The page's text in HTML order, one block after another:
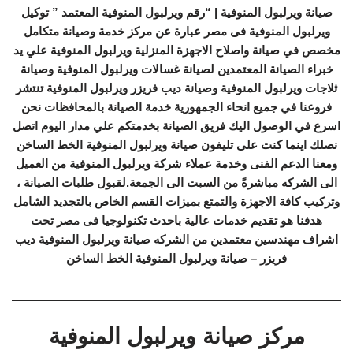
صيانة ويرلبول المنوفية | “رقم ويرلبول المنوفية المعتمد ” توكيل
ويرلبول المنوفية فى مصر عبارة عن مركز خدمة وصيانة متكامل
مخصص في صيانة واصلاح الاجهزة المنزلية ويرلبول المنوفية علي يد
خبراء الصيانة المعتمدين لصيانة غسالات ويرلبول المنوفية وصيانة
ثلاجات ويرلبول المنوفية وصيانة ديب فريزر ويرلبول المنوفية تنتشر
فروعنا في جميع انحاء الجمهورية خدمة الصيانة بالمحافظات نحن
اسرع في الوصول اليك فريق الصيانة بخدمتكم علي مدار اليوم اتصل
نصلك اينما كنت على تليفون صيانة ويرلبول المنوفية الخط الساخن
ومعنا الدعم الفنى وخدمة عملاء شركة ويرلبول المنوفية من العميل
الى الشركه مباشرةً من السبت الى الجمعة.لقبول طلبات الصيانة ،
وتركيب كافة الاجهزة والتمتع بميزات القسم الخاص بالتجديد الشامل
هدفنا هو تقديم خدمات عالية باحدث تكنولوجيا فى مصر تحت
اشراف مهندسين معتمدين من الشركه صيانة ويرلبول المنوفية ديب
فريزر – صيانة ويرلبول المنوفية الخط الساخن
مركز صيانة ويرلبول المنوفية